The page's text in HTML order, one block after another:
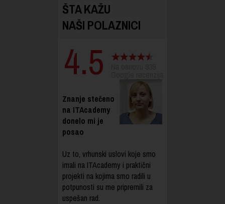
ŠTA KAŽU
NAŠI POLAZNICI
4.5
Znanje stečeno
na ITAcademy
donelo mi je
posao
Uz to, vrhunski uslovi koje smo
imali na ITAcademy i praktični
projekti na kojima smo radili u
potpunosti su me pripremili za
uspešan rad.